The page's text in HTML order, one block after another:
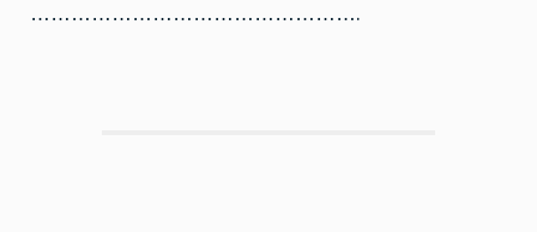
………………………………………….